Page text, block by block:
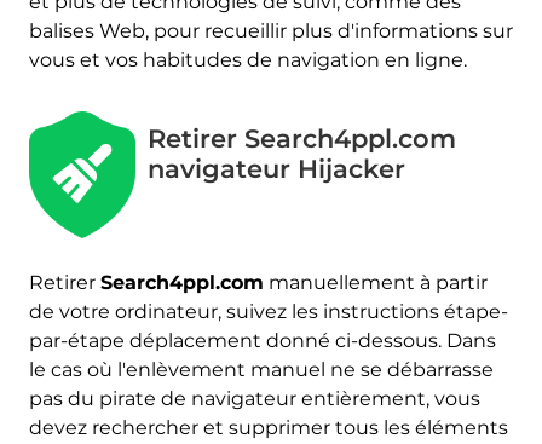
balises Web, pour recueillir plus d'informations sur
vous et vos habitudes de navigation en ligne.
Retirer Search4ppl.com
navigateur Hijacker
Retirer Search4ppl.com manuellement à partir
de votre ordinateur, suivez les instructions étape-
par-étape déplacement donné ci-dessous. Dans
le cas où l'enlèvement manuel ne se débarrasse
pas du pirate de navigateur entièrement, vous
devez rechercher et supprimer tous les éléments
Télécharger